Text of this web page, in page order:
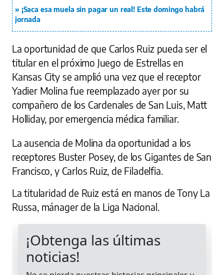
¡Saca esa muela sin pagar un real! Este domingo habrá
jornada
La oportunidad de que Carlos Ruiz pueda ser el
titular en el próximo Juego de Estrellas en
Kansas City se amplió una vez que el receptor
Yadier Molina fue reemplazado ayer por su
compañero de los Cardenales de San Luis, Matt
Holliday, por emergencia médica familiar.
La ausencia de Molina da oportunidad a los
receptores Buster Posey, de los Gigantes de San
Francisco, y Carlos Ruiz, de Filadelfia.
La titularidad de Ruiz está en manos de Tony La
Russa, mánager de la Liga Nacional.